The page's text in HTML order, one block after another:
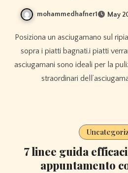
mohammedhafner1 May
Posiziona un asciugamano sul ripiano della cucina e disponi
sopra i piatti bagnati.i piatti
asciugamani sono ideali per la
straordinari
7 linee guida
appuntamento